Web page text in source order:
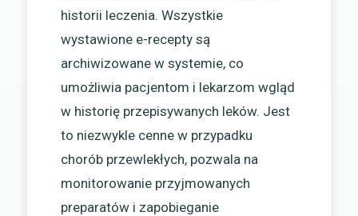
historii leczenia. Wszystkie
wystawione e-recepty są
archiwizowane w systemie, co
umożliwia pacjentom i lekarzom wgląd
w historię przepisywanych leków. Jest
to niezwykle cenne w przypadku
chorób przewlekłych, pozwala na
monitorowanie przyjmowanych
preparatów i zapobieganie